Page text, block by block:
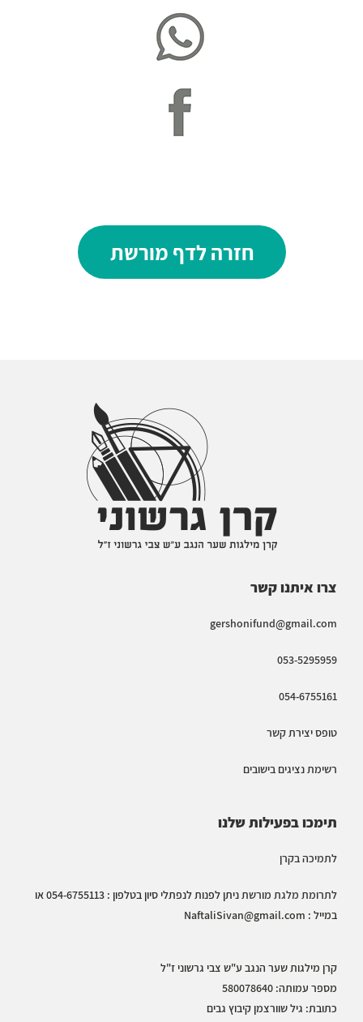
חזרה לדף מורשת
צרו איתנו קשר
gershonifund@gmail.com
053-5295959
054-6755161
טופס יצירת קשר
רשימת נציגים בישובים
תימכו בפעילות שלנו
לתמיכה בקרן
לתרומת מלגת מורשת
ניתן לפנות לנפתלי סיון בטלפון : 054-6755113 או
במייל : NaftaliSivan@gmail.com
קרן מילגות שער הנגב ע"ש צבי גרשוני ז"ל
מספר עמותה: 580078640
כתובת: גיל שוורצמן קיבוץ גבים